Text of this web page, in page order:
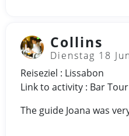
Collins
Dienstag 18
Reiseziel : Lissabon
Link to activity : Bar Tour
The guide Joana was